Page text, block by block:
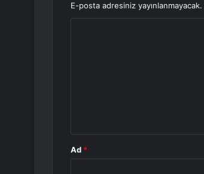
E-posta adresiniz yayınlanmayacak.
Ad *